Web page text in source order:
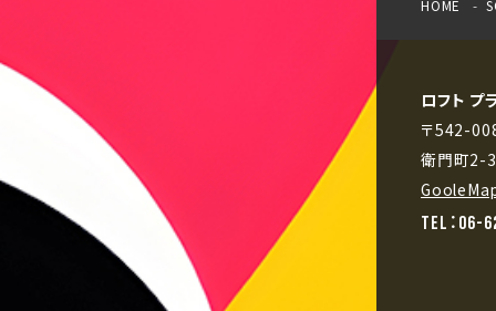
HOME
ロフト プ
〒542-
衛門町2-
TEL：06-